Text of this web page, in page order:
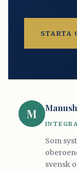
STARTA
M
Som
svensk